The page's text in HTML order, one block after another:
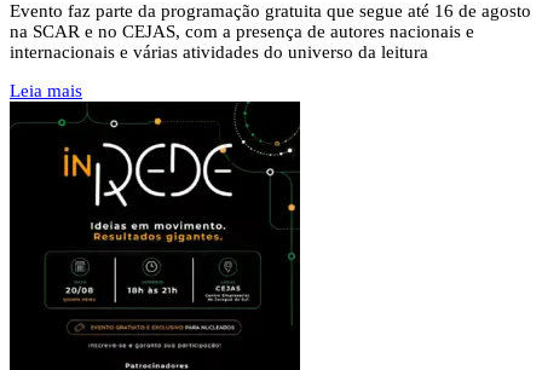
Evento faz parte da programação gratuita que segue até 16 de agosto
na SCAR e no CEJAS, com a presença de autores nacionais e
internacionais e várias atividades do universo da leitura
Leia mais